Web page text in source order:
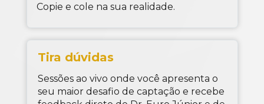
Copie e cole na sua realidade.
Tira dúvidas
Sessões ao vivo onde você apresenta o
seu maior desafio de captação e recebe